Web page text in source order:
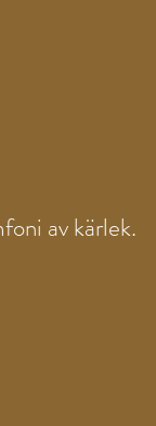
av kärlek.